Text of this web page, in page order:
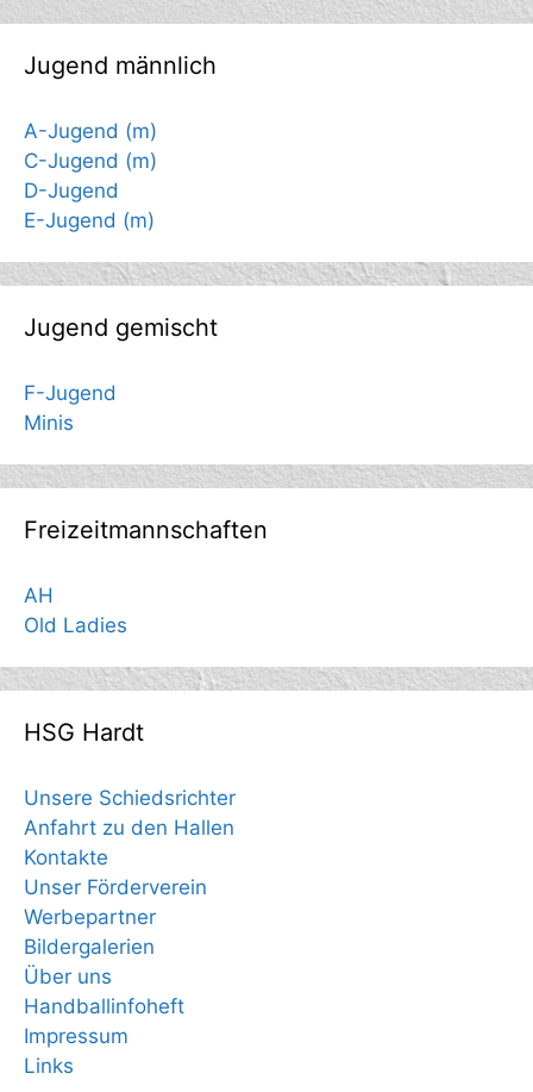
Jugend männlich
A-Jugend (m)
C-Jugend (m)
D-Jugend
E-Jugend (m)
Jugend gemischt
F-Jugend
Minis
Freizeitmannschaften
AH
Old Ladies
HSG Hardt
Unsere Schiedsrichter
Anfahrt zu den Hallen
Kontakte
Unser Förderverein
Werbepartner
Bildergalerien
Über uns
Handballinfoheft
Impressum
Links